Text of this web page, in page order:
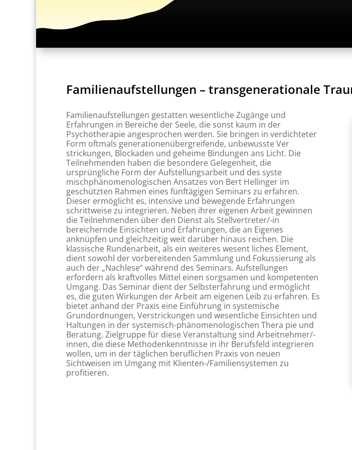
Familienaufstellungen – transgenerationale
Familienaufstellungen gestatten wesentliche Zugänge und
Erfahrungen in Bereiche der Seele, die sonst kaum in der
Psychotherapie angesprochen werden. Sie bringen in verdichteter
Form oftmals generationenübergreifende, unbewusste Ver
strickungen, Blockaden und geheime Bindungen ans Licht. Die
Teilnehmenden haben die besondere Gelegenheit, die
ursprüngliche Form der Aufstellungsarbeit und des syste
mischphänomenologischen Ansatzes von Bert Hellinger im
geschützten Rahmen eines fünftägigen Seminars zu erfahren.
Dieser ermöglicht es, intensive und bewegende Erfahrungen
schrittweise zu integrieren. Neben ihrer eigenen Arbeit gewinnen
die Teilnehmenden über den Dienst als Stellvertreter/-in
bereichernde Einsichten und Erfahrungen, die an Eigenes
anknüpfen und gleichzeitig weit darüber hinaus reichen. Die
klassische Rundenarbeit, als ein weiteres wesent liches Element,
dient sowohl der vorbereitenden Sammlung und Fokussierung als
auch der „Nachlese“ während des Seminars. Aufstellungen
erfordern als kraftvolles Mittel einen sorgsamen und kompetenten
Umgang. Das Seminar dient der Selbsterfahrung und ermöglicht
es, die guten Wirkungen der Arbeit am eigenen Leib zu erfahren. Es
bietet anhand der Praxis eine Einführung in systemische
Grundordnungen, Verstrickungen und wesentliche Einsichten und
Haltungen in der systemisch-phänomenologischen Thera pie und
Beratung. Zielgruppe für diese Veranstaltung sind Arbeitnehmer/-
innen, die diese Methodenkenntnisse in ihr Berufsfeld integrieren
wollen, um in der täglichen beruflichen Praxis von neuen
Sichtweisen im Umgang mit Klienten-/Familiensystemen zu
profitieren.